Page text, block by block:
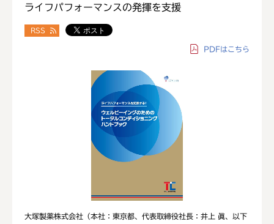
ライフパフォーマンスの発揮を支援
RSS
PDFはこちら
大塚製薬株式会社（本社：東京都、代表取締役社長：井上 眞、以下